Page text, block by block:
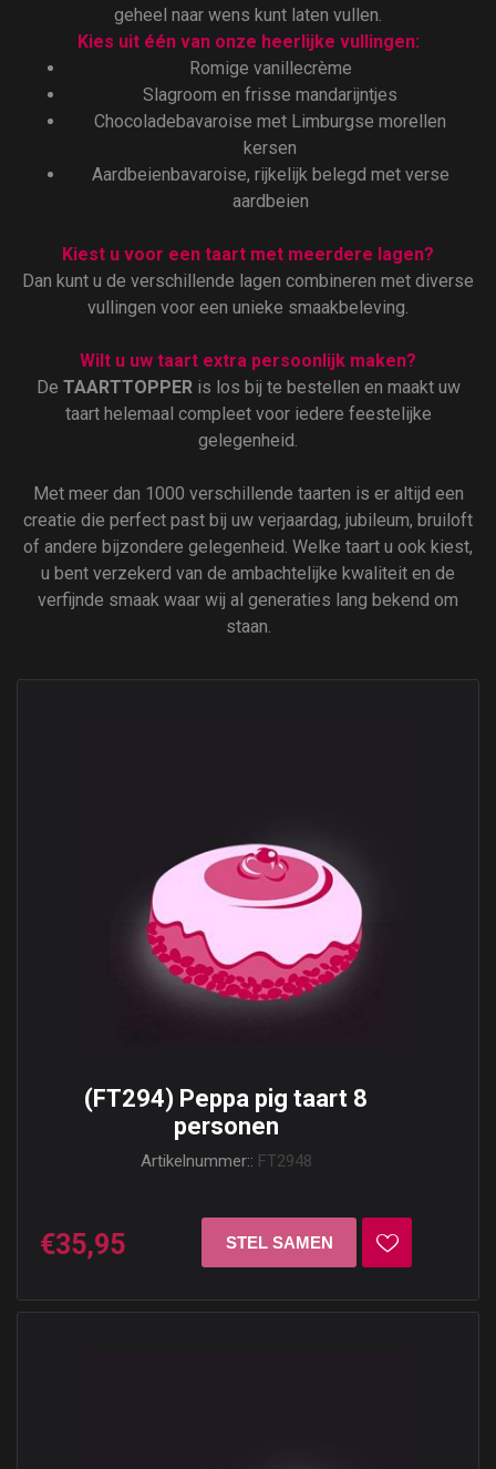
geheel naar wens kunt laten vullen.
Kies uit één van onze heerlijke vullingen:
Romige vanillecrème
Slagroom en frisse mandarijntjes
Chocoladebavaroise met Limburgse morellen
kersen
Aardbeienbavaroise, rijkelijk belegd met verse
aardbeien
Kiest u voor een taart met meerdere lagen?
Dan kunt u de verschillende lagen combineren met diverse
vullingen voor een unieke smaakbeleving.
Wilt u uw taart extra persoonlijk maken?
De TAARTTOPPERis los bij te bestellen en maakt uw
taart helemaal compleet voor iedere feestelijke
gelegenheid.
Met meer dan 1000 verschillende taarten is er altijd een
creatie die perfect past bij uw verjaardag, jubileum, bruiloft
of andere bijzondere gelegenheid. Welke taart u ook kiest,
u bent verzekerd van de ambachtelijke kwaliteit en de
verfijnde smaak waar wij al generaties lang bekend om
staan.
(FT294) Peppa pig taart 8
personen
Artikelnummer:: FT2948
€35,95